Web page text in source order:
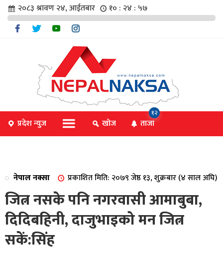
२०८३ श्रावण २४, आईतबार १० : २४ : ५७
प्रदेश न्युज खोज ताजा
१२
नेपाल नक्सा प्रकाशित मिति: २०७९ जेष्ठ १३, शुक्रबार (४ साल अघि)
जित्न नसके पनि नगरवासी आमाबुबा,
दिदिबहिनी, दाजुभाइको मन जित्न
सकें:सिंह